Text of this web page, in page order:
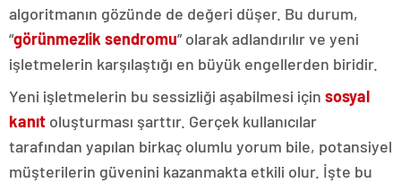
algoritmanın gözünde de değeri düşer. Bu durum,
“görünmezlik sendromu” olarak adlandırılır ve yeni
işletmelerin karşılaştığı en büyük engellerden biridir.
Yeni işletmelerin bu sessizliği aşabilmesi için sosyal
kanıt oluşturması şarttır. Gerçek kullanıcılar
tarafından yapılan birkaç olumlu yorum bile, potansiyel
müşterilerin güvenini kazanmakta etkili olur. İşte bu